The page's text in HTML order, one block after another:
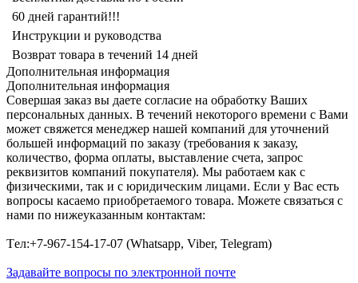
60 дней гарантий!!!
Инструкции и руководства
Возврат товара в течений 14 дней
Дополнительная информация
Дополнительная информация
Совершая заказ вы даете согласие на обработку Ваших
персональных данных. В течений некоторого времени с Вами
может свяжется менеджер нашей компаний для уточнений
большей информаций по заказу (требования к заказу,
количество, форма оплаты, выставление счета, запрос
реквизитов компаний покупателя). Мы работаем как с
физическими, так и с юридическим лицами. Если у Вас есть
вопросы касаемо приобретаемого товара. Можете связаться с
нами по нижеуказанным контактам:
Tел:+7-967-154-17-07 (Whatsapp, Viber, Telegram)
Задавайте вопросы по электронной почте